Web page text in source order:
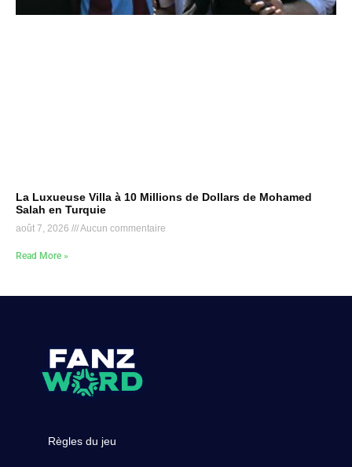
La Luxueuse Villa à 10 Millions de Dollars de Mohamed
Salah en Turquie
août 7, 2026 Aucun commentaire
Read More »
Règles du jeu